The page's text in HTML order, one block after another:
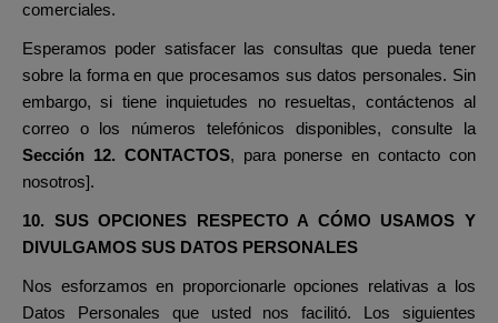
comerciales.
Esperamos poder satisfacer las consultas que pueda tener
sobre la forma en que procesamos sus datos personales. Sin
embargo, si tiene inquietudes no resueltas, contáctenos al
correo o los números telefónicos disponibles, consulte la
Sección 12. CONTACTOS,
para ponerse en contacto con
nosotros].
10. SUS OPCIONES RESPECTO A CÓMO USAMOS Y
DIVULGAMOS SUS DATOS PERSONALES
Nos esforzamos en proporcionarle opciones relativas a los
Datos Personales que usted nos facilitó. Los siguientes